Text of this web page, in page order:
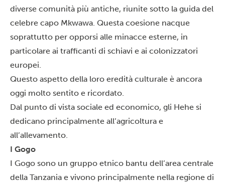
diverse comunità più antiche, riunite sotto la guida del
celebre capo Mkwawa. Questa coesione nacque
soprattutto per opporsi alle minacce esterne, in
particolare ai trafficanti di schiavi e ai colonizzatori
europei.
Questo aspetto della loro eredità culturale è ancora
oggi molto sentito e ricordato.
Dal punto di vista sociale ed economico, gli Hehe si
dedicano principalmente all’agricoltura e
all’allevamento.
I Gogo
I Gogo sono un gruppo etnico bantu dell’area centrale
della Tanzania e vivono principalmente nella regione di